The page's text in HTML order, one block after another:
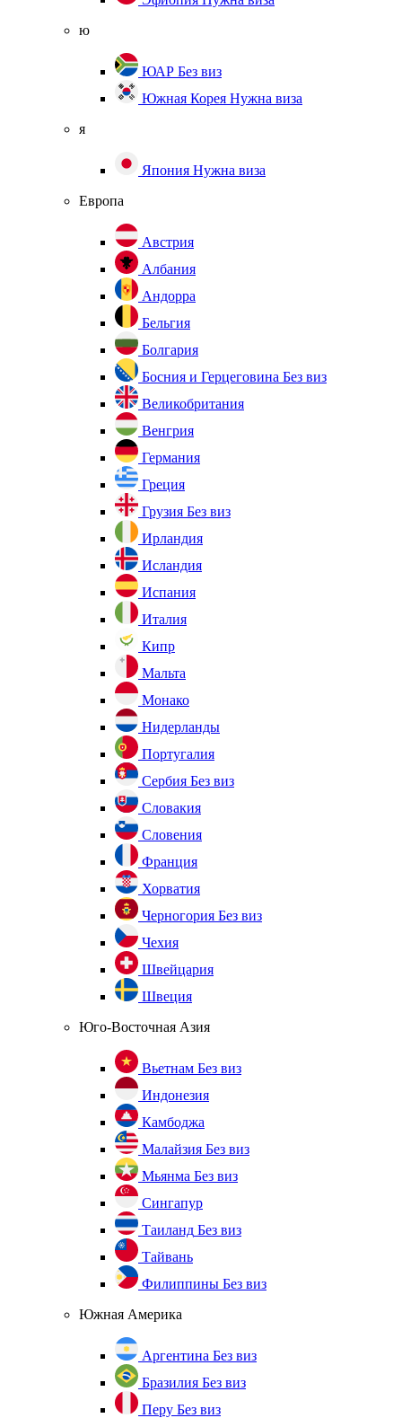
ю
ЮАР Без виз
Южная Корея Нужна виза
я
Япония Нужна виза
Европа
Австрия
Албания
Андорра
Бельгия
Болгария
Босния и Герцеговина Без виз
Великобритания
Венгрия
Германия
Греция
Грузия Без виз
Ирландия
Исландия
Испания
Италия
Кипр
Мальта
Монако
Нидерланды
Португалия
Сербия Без виз
Словакия
Словения
Франция
Хорватия
Черногория Без виз
Чехия
Швейцария
Швеция
Юго-Восточная Азия
Вьетнам Без виз
Индонезия
Камбоджа
Малайзия Без виз
Мьянма Без виз
Сингапур
Таиланд Без виз
Тайвань
Филиппины Без виз
Южная Америка
Аргентина Без виз
Бразилия Без виз
Перу Без виз